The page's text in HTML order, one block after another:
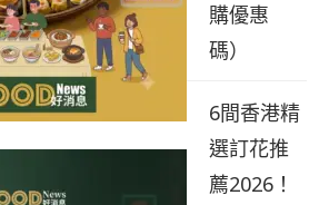
購優惠
碼）
6間香港精
選訂花推
薦2026！